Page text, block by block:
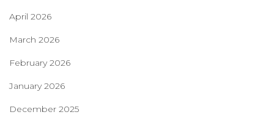
April 2026
March 2026
February 2026
January 2026
December 2025